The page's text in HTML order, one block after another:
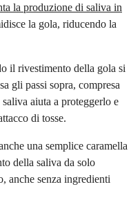
la produzione di saliva in
la gola, riducendo la
il rivestimento della gola si
gli passi sopra, compresa
aiuta a proteggerlo e
di tosse.
una semplice caramella
della saliva da solo
anche senza ingredienti